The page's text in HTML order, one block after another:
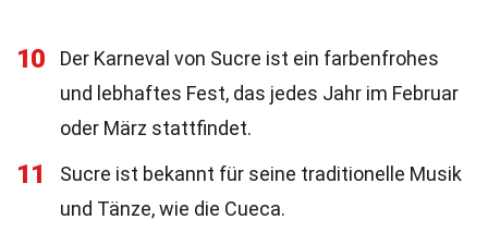
10
Der Karneval von Sucre ist ein farbenfrohes
und lebhaftes Fest, das jedes Jahr im Februar
oder März stattfindet.
11
Sucre ist bekannt für seine traditionelle Musik
und Tänze, wie die Cueca.